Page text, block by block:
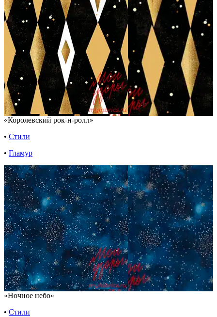
«Королевский рок-н-ролл»
• Стили
• Гламур
«Ночное небо»
• Стили